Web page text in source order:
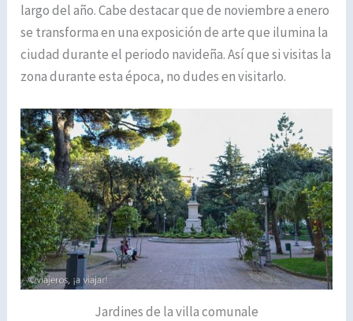
largo del año. Cabe destacar que de noviembre a enero
se transforma en una exposición de arte que ilumina la
ciudad durante el periodo navideña. Así que si visitas la
zona durante esta época, no dudes en visitarlo.
Jardines de la villa comunale